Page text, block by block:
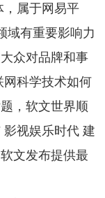
，属于网易平
域有重要影响力
众对品牌和事
科学技术如何
，软文世界顺
视娱乐时代 建
文发布提供最